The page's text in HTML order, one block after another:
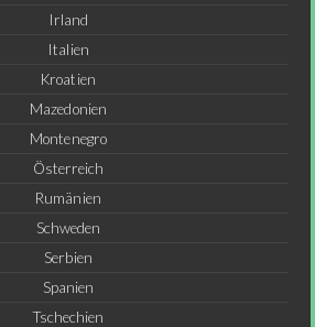
Irland
Italien
Kroatien
Mazedonien
Montenegro
Österreich
Rumänien
Schweden
Serbien
Spanien
Tschechien